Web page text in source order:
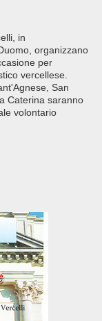
in
organizzano
per
vercellese.
San
Caterina saranno
volontario